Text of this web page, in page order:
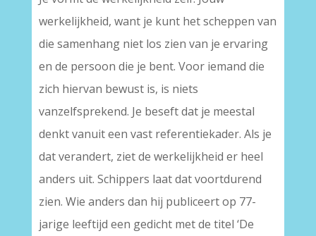
werkelijkheid, want je kunt het scheppen van
die samenhang niet los zien van je ervaring
en de persoon die je bent. Voor iemand die
zich hiervan bewust is, is niets
vanzelfsprekend. Je beseft dat je meestal
denkt vanuit een vast referentiekader. Als je
dat verandert, ziet de werkelijkheid er heel
anders uit. Schippers laat dat voortdurend
zien. Wie anders dan hij publiceert op 77-
jarige leeftijd een gedicht met de titel ‘De